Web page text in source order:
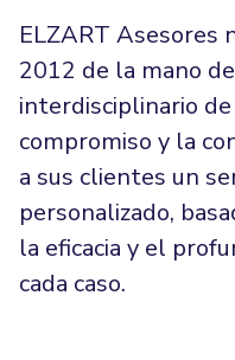
ELZART Asesores
2012 de la mano
interdisciplinario
compromiso y la
a sus clientes un
personalizado,
la eficacia y el
cada caso.